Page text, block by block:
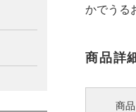
かでうる
商品詳
商